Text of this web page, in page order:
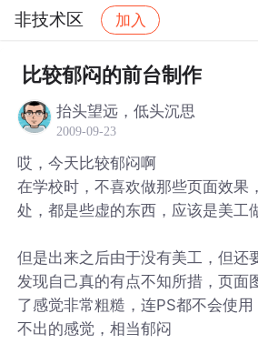
非技术区 加入
社区 非技术区 帖子详情
比较郁闷的前台制作
抬头望远，低头沉思
2009-09-23
哎，今天比较郁闷啊
在学校时，不喜欢做那些页面效果
处，都是些虚的东西，应该是美工
但是出来之后由于没有美工，但还
发现自己真的有点不知所措，页面
了感觉非常粗糙，连PS都不会使
不出的感觉，相当郁闷